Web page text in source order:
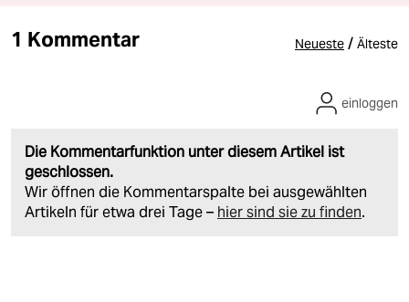
1 Kommentar Neueste / Älteste
Die Kommentarfunktion unter diesem Artikel ist
geschlossen.
Wir öffnen die Kommentarspalte bei ausgewählten
Artikeln für etwa drei Tage – hier sind sie zu finden.
einloggen